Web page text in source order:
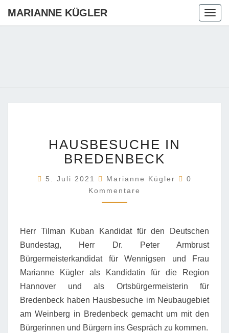
MARIANNE KÜGLER
IN
BREDENBECK
HAUSBESUCHE IN
BREDENBECK
5. Juli 2021 Marianne Kügler
0
Kommentare
Herr Tilman Kuban Kandidat für den Deutschen
Bundestag, Herr Dr. Peter Armbrust
Bürgermeisterkandidat für Wennigsen und Frau
Marianne Kügler als Kandidatin für die Region
Hannover und als Ortsbürgermeisterin für
Bredenbeck haben Hausbesuche im Neubaugebiet
am Weinberg in Bredenbeck gemacht um mit den
Bürgerinnen und Bürgern ins Gespräch zu kommen.